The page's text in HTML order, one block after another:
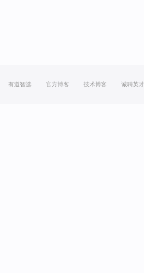
有道智选 官方博客 技术博客 诚聘英才